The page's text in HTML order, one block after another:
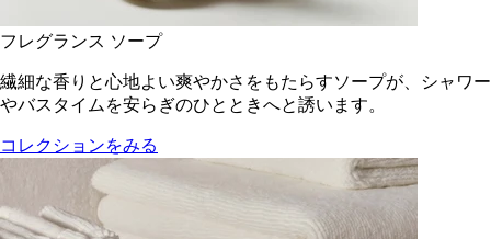
フレグランス ソープ
繊細な香りと心地よい爽やかさをもたらすソープが、シャワー
やバスタイムを安らぎのひとときへと誘います。
コレクションをみる